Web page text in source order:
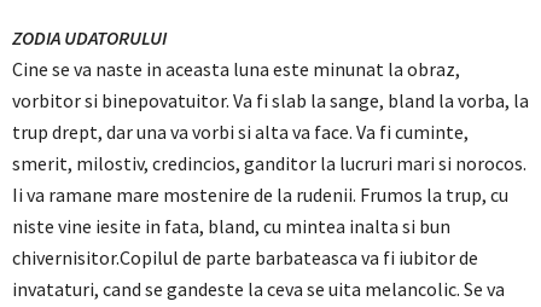
ZODIA UDATORULUI
Cine se va naste in aceasta luna este minunat la obraz,
vorbitor si binepovatuitor. Va fi slab la sange, bland la vorba, la
trup drept, dar una va vorbi si alta va face. Va fi cuminte,
smerit, milostiv, credincios, ganditor la lucruri mari si norocos.
Ii va ramane mare mostenire de la rudenii. Frumos la trup, cu
niste vine iesite in fata, bland, cu mintea inalta si bun
chivernisitor.Copilul de parte barbateasca va fi iubitor de
invataturi, cand se gandeste la ceva se uita melancolic. Se va